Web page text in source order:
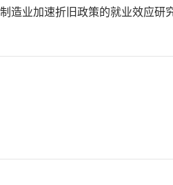
造业加速折旧政策的就业效应